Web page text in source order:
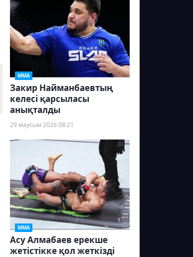
ММА
Закир Найманбаевтың
келесі қарсыласы
анықталды
29 маусым 2026 08:21
ММА
Асу Алмабаев ерекше
жетістікке қол жеткізді